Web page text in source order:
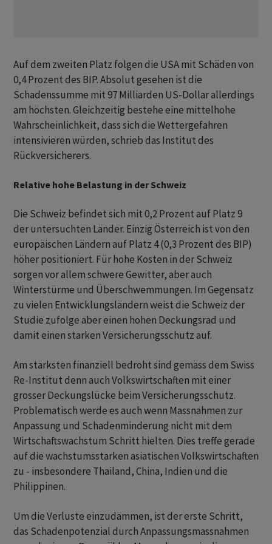
Auf dem zweiten Platz folgen die USA mit Schäden von
0,4 Prozent des BIP. Absolut gesehen ist die
Schadenssumme mit 97 Milliarden US-Dollar allerdings
am höchsten. Gleichzeitig bestehe eine mittelhohe
Wahrscheinlichkeit, dass sich die Wettergefahren
intensivieren würden, schrieb das Institut des
Rückversicherers.
Relative hohe Belastung in der Schweiz
Die Schweiz befindet sich mit 0,2 Prozent auf Platz 9
der untersuchten Länder. Einzig Österreich ist von den
europäischen Ländern auf Platz 4 (0,3 Prozent des BIP)
höher positioniert. Für hohe Kosten in der Schweiz
sorgen vor allem schwere Gewitter, aber auch
Winterstürme und Überschwemmungen. Im Gegensatz
zu vielen Entwicklungsländern weist die Schweiz der
Studie zufolge aber einen hohen Deckungsrad und
damit einen starken Versicherungsschutz auf.
Am stärksten finanziell bedroht sind gemäss dem Swiss
Re-Institut denn auch Volkswirtschaften mit einer
grosser Deckungslücke beim Versicherungsschutz.
Problematisch werde es auch wenn Massnahmen zur
Anpassung und Schadenminderung nicht mit dem
Wirtschaftswachstum Schritt hielten. Dies treffe gerade
auf die wachstumsstarken asiatischen Volkswirtschaften
zu - insbesondere Thailand, China, Indien und die
Philippinen.
Um die Verluste einzudämmen, ist der erste Schritt,
das Schadenpotenzial durch Anpassungsmassnahmen